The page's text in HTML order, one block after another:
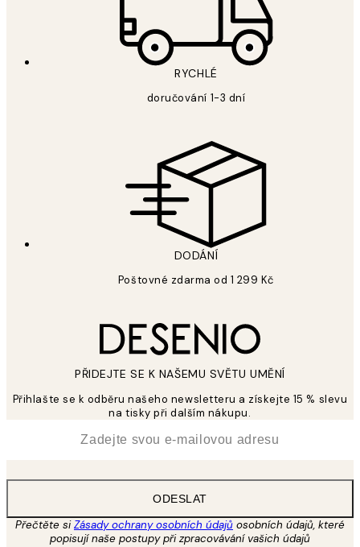
RYCHLÉ
doručování 1-3 dní
DODÁNÍ
Poštovné zdarma od 1 299 Kč
PŘIDEJTE SE K NAŠEMU SVĚTU UMĚNÍ
Přihlašte se k odběru našeho newsletteru a získejte 15 % slevu
na tisky při dalším nákupu.
ODESLAT
Přečtěte siZásady ochrany osobních údajů osobních údajů, které
popisují naše postupy při zpracovávání vašich údajů